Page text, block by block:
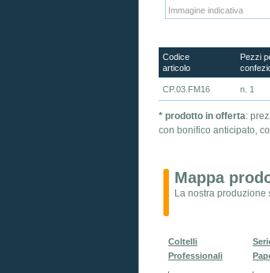
Immagine indicativa
Codice
articolo
Pezzi
CP.03.FM16 n. 1
* prodotto in offerta:
con bonifico anticipato,
Mappa
La nostra
Coltelli
Professionali